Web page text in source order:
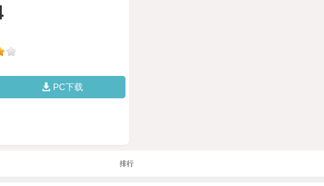
PC下载
排行